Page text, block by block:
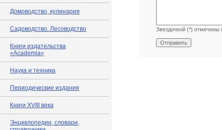
Домоводство, кулинария
Садоводство. Лесоводство
Книги издательства
«Academia»
Наука и техника
Периодические издания
Книги XVIII века
Энциклопедии, словари,
Звездочкой (*) отмечены